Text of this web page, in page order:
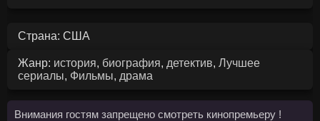
Страна: США
Жанр: история, биография, детектив, Лучшее
сериалы, Фильмы, драма
Внимания гостям запрещено смотреть кинопремьеру !